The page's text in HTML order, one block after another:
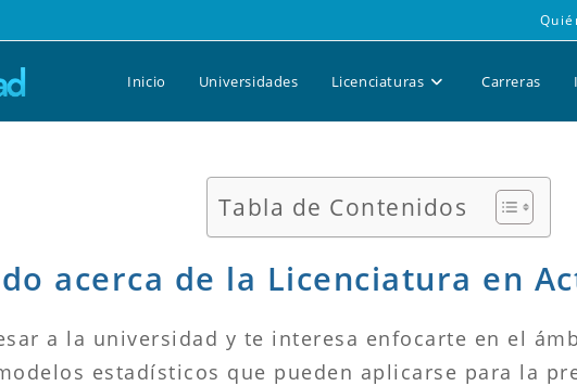
Inicio Universidades Licenciaturas Carreras
Tabla de Contenidos
acerca de la Licenciatura en
a la universidad y te interesa enfocarte en el
estadísticos que pueden aplicarse para la